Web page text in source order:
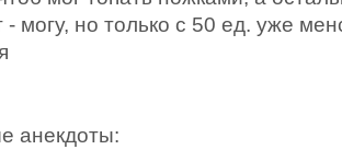
- могу, но только с 50 ед. уже
анекдоты: